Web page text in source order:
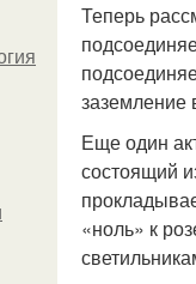
Теперь
заземление
Еще один
состоящий
«ноль» к